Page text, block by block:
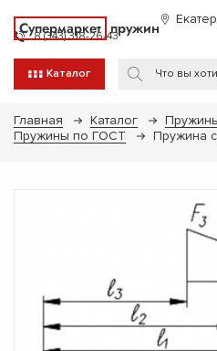
Супермаркет пружин
8 (343) 318-26-43
Каталог
Главная Каталог
Пружины по ГОСТ
Пружина